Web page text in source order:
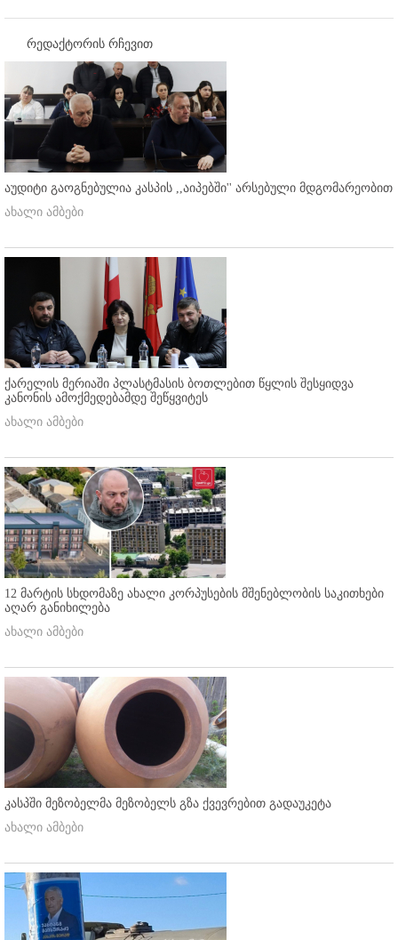
რედაქტორის რჩევით
აუდიტი გაოგნებულია კასპის ,,აიპებში'' არსებული მდგომარეობით
ახალი ამბები
ქარელის მერიაში პლასტმასის ბოთლებით წყლის შესყიდვა
კანონის ამოქმედებამდე შეწყვიტეს
ახალი ამბები
12 მარტის სხდომაზე ახალი კორპუსების მშენებლობის საკითხები
აღარ განიხილება
ახალი ამბები
კასპში მეზობელმა მეზობელს გზა ქვევრებით გადაუკეტა
ახალი ამბები